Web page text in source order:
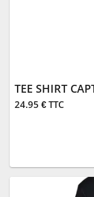
TEE SHIRT
24.95 € TTC